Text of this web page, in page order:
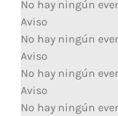
No hay ningún
Aviso
No hay ningún
Aviso
No hay ningún
Aviso
No hay ningún